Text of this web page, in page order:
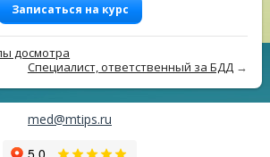
Записаться на курс
досмотра
Специалист, ответственный за БДД→
med@mtips.ru